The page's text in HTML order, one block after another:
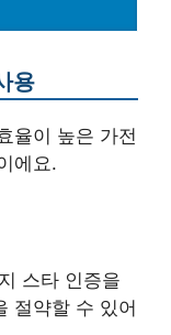
용
율이 높은 가전
에요.
스타 인증을
절약할 수 있어